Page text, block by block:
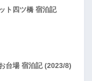
ト四ツ橋 宿泊記
台場 宿泊記 (2023/8)